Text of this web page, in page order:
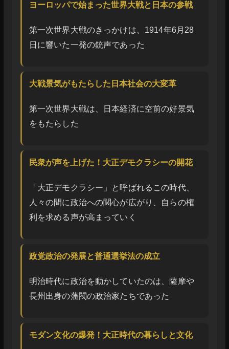
ヨーロッパで始まった世界大戦と日本の参戦
第一次世界大戦のきっかけは、1914年6月28
日に響いた一発の銃声であった
大戦景気がもたらした日本社会の大変革
第一次世界大戦は、日本経済に空前の好景気
をもたらした
民衆が声を上げた！大正デモクラシーの開花
「大正デモクラシー」と呼ばれるこの時代、
人々の間に政治への関心が広がり、自らの権
利を求める声が高まっていく
政党政治の発展と普通選挙法の成立
明治時代に政治を動かしていたのは、薩摩や
長州出身の藩閥の政治家たちであった
モダン文化の爆発！大正時代の暮らしと文化